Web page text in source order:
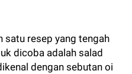
satu resep yang tengah
dicoba adalah salad
dengan sebutan oi